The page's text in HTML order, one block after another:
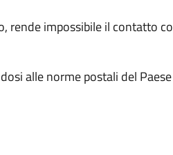
rende impossibile il contatto
alle norme postali del